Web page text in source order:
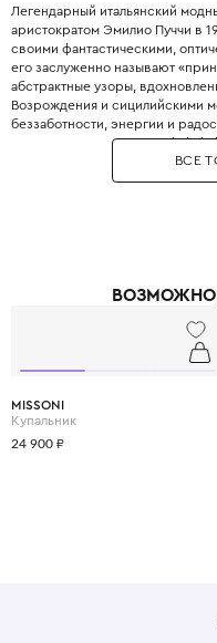
Легендарный итальянский
аристократом Эмилио Пуччи в
своими фантастическими,
его заслуженно называют
абстрактные узоры,
Возрождения и сицилийскими
беззаботности, энергии и
В 2017 году на выставке Pitti
детская линия, которая
коллекции. Emilio Pucci Junior -
ВСЕ
MISSONI
Купальник
24 900 ₽